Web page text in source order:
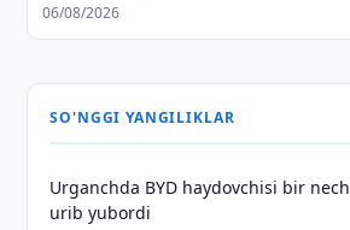
06/08/2026
SO'NGGI YANGILIKLAR
Urganchda BYD haydovchisi bir
urib yubordi